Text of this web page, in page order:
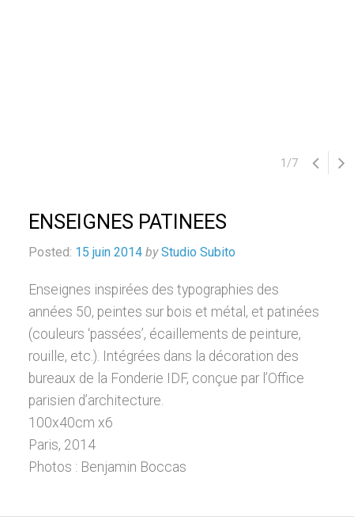
1 /7
ENSEIGNES PATINEES
Posted: 15 juin 2014 by Studio Subito
Enseignes inspirées des typographies des
années 50, peintes sur bois et métal, et patinées
(couleurs ‘passées’, écaillements de peinture,
rouille, etc.). Intégrées dans la décoration des
bureaux de la Fonderie IDF, conçue par l’Office
parisien d’architecture.
100x40cm x6
Paris, 2014
Photos : Benjamin Boccas